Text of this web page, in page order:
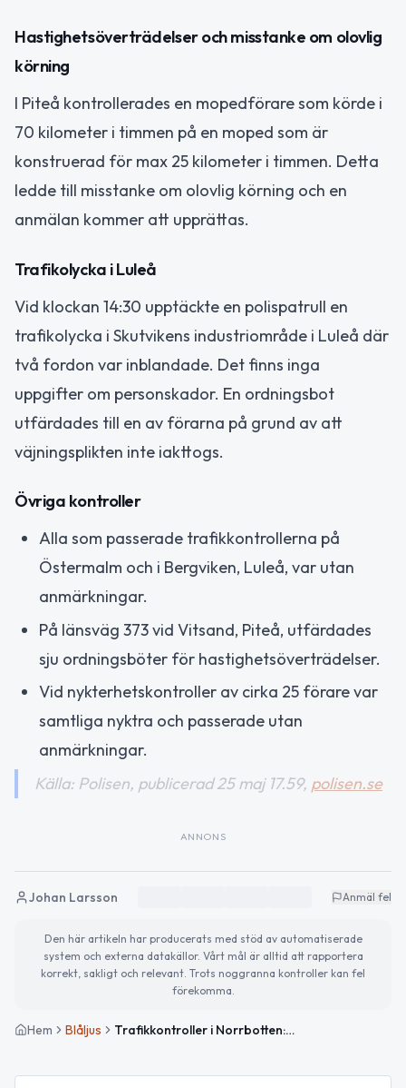
Hastighetsöverträdelser och misstanke om olovlig
körning
I Piteå kontrollerades en mopedförare som körde i
70 kilometer i timmen på en moped som är
konstruerad för max 25 kilometer i timmen. Detta
ledde till misstanke om olovlig körning och en
anmälan kommer att upprättas.
Trafikolycka i Luleå
Vid klockan 14:30 upptäckte en polispatrull en
trafikolycka i Skutvikens industriområde i Luleå där
två fordon var inblandade. Det finns inga
uppgifter om personskador. En ordningsbot
utfärdades till en av förarna på grund av att
väjningsplikten inte iakttogs.
Övriga kontroller
Alla som passerade trafikkontrollerna på
Östermalm och i Bergviken, Luleå, var utan
anmärkningar.
På länsväg 373 vid Vitsand, Piteå, utfärdades
sju ordningsböter för hastighetsöverträdelser.
Vid nykterhetskontroller av cirka 25 förare var
samtliga nyktra och passerade utan
anmärkningar.
Källa: Polisen, publicerad 25 maj 17.59, polisen.se
ANNONS
Johan Larsson Anmäl fel
Den här artikeln har producerats med stöd av automatiserade
system och externa datakällor. Vårt mål är alltid att rapportera
korrekt, sakligt och relevant. Trots noggranna kontroller kan fel
förekomma.
Hem Blåljus Trafikkontroller i Norrbotten: misstänkt olovlig körning och trafikolycka i Luleå